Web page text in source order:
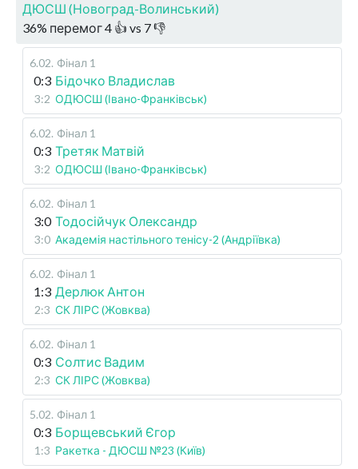
ДЮСШ (Новоград-Волинський)
36% перемог4 👍 vs 7👎
6.02. Фінал 1
0:3 Бідочко Владислав
3:2 ОДЮСШ (Івано-Франківськ)
6.02. Фінал 1
0:3 Третяк Матвій
3:2 ОДЮСШ (Івано-Франківськ)
6.02. Фінал 1
3:0 Тодосійчук Олександр
3:0 Академія настільного тенісу-2 (Андріївка)
6.02. Фінал 1
1:3 Дерлюк Антон
2:3 СК ЛІРС (Жовква)
6.02. Фінал 1
0:3 Солтис Вадим
2:3 СК ЛІРС (Жовква)
5.02. Фінал 1
0:3 Борщевський Єгор
1:3 Ракетка - ДЮСШ №23 (Київ)